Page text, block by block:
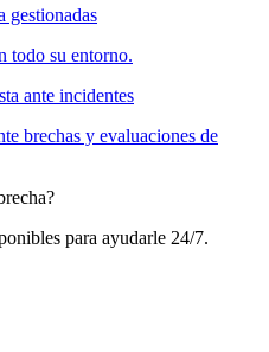
gestionadas
todo su entorno.
ante incidentes
brechas y evaluaciones de
para ayudarle 24/7.